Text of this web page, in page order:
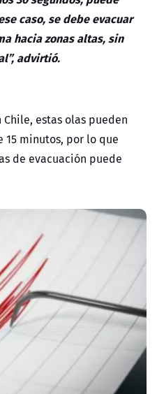
caso, se debe evacuar
hacia zonas altas, sin
advirtió.
estas olas pueden
15 minutos, por lo que
de evacuación puede